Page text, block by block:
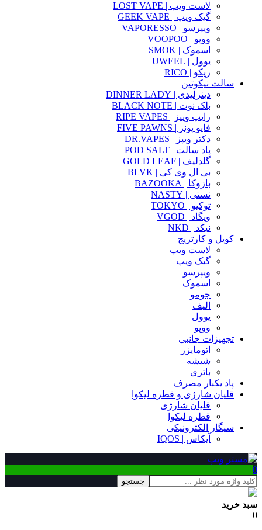
لاست ویپ | LOST VAPE
گیک ویپ | GEEK VAPE
ویپرسو | VAPORESSO
ووپو | VOOPOO
اسموک | SMOK
یوول | UWEEL
ریکو | RICO
سالت نیکوتین
دینرلیدی | DINNER LADY
بلک نوت | BLACK NOTE
رایپ ویپز | RIPE VAPES
فایو پونز | FIVE PAWNS
دکتر ویپز | DR.VAPES
پاد سالت | POD SALT
گلدلیف | GOLD LEAF
بی ال وی کی | BLVK
بازوکا | BAZOOKA
نستی | NASTY
توکیو | TOKYO
ویگاد | VGOD
نیکد | NKD
کویل و کارتریج
لاست ویپ
گیک ویپ
ویپرسو
اسموک
جومو
الیف
یوول
ووپو
تجهیزات جانبی
اتومایزر
شیشه
باتری
پاد یکبار مصرف
قلیان شارژی و قطره لیکوا
قلیان شارژی
قطره لیکوا
سیگار الکترونیکی
آیکاس | IQOS
0
جستجو
سبد خرید
0